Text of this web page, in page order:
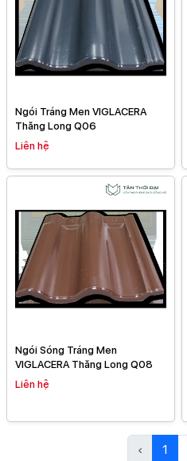
Ngói Tráng Men VIGLACERA
Thăng Long Q06
Liên hệ
Ngói Sóng Tráng Men
VIGLACERA Thăng Long Q08
Liên hệ
‹ 1